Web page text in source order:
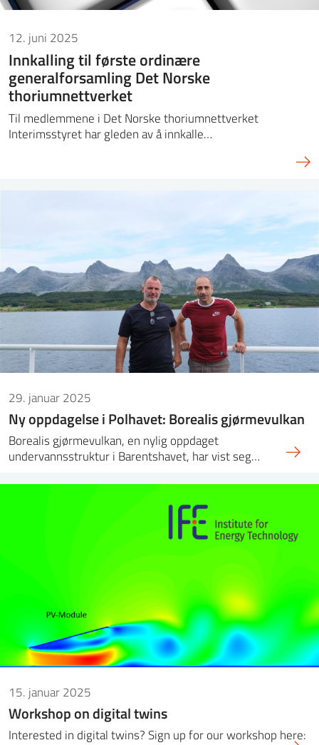
12. juni 2025
Innkalling til første ordinære
generalforsamling Det Norske
thoriumnettverket
Til medlemmene i Det Norske thoriumnettverket
Interimsstyret har gleden av å innkalle…
29. januar 2025
Ny oppdagelse i Polhavet: Borealis gjørmevulkan
Borealis gjørmevulkan, en nylig oppdaget
undervannsstruktur i Barentshavet, har vist seg…
15. januar 2025
Workshop on digital twins
Interested in digital twins? Sign up for our workshop here: